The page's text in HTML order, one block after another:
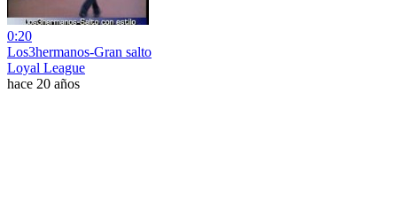
0:20
Los3hermanos-Gran salto
Loyal League
hace 20 años